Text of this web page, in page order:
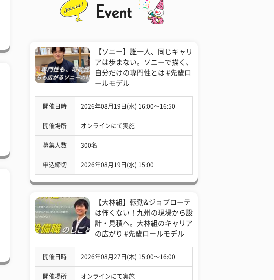
【ソニー】誰一人、同じキャリ
アは歩まない。ソニーで描く、
自分だけの専門性とは #先輩ロ
ールモデル
開催日時 2026年08月19日(水) 16:00〜16:50
開催場所 オンラインにて実施
募集人数 300名
申込締切 2026年08月19日(水) 15:00
【大林組】転勤&ジョブローテ
は怖くない！九州の現場から設
計・見積へ。大林組のキャリア
の広がり #先輩ロールモデル
開催日時 2026年08月27日(木) 15:00〜16:00
開催場所 オンラインにて実施